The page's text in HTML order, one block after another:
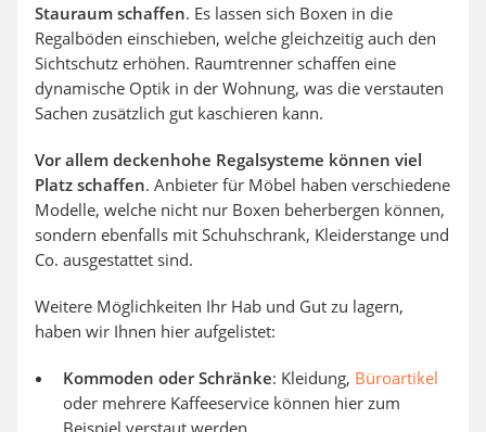
Stauraum schaffen. Es lassen sich Boxen in die
Regalböden einschieben, welche gleichzeitig auch den
Sichtschutz erhöhen. Raumtrenner schaffen eine
dynamische Optik in der Wohnung, was die verstauten
Sachen zusätzlich gut kaschieren kann.
Vor allem deckenhohe Regalsysteme können viel
Platz schaffen. Anbieter für Möbel haben verschiedene
Modelle, welche nicht nur Boxen beherbergen können,
sondern ebenfalls mit Schuhschrank, Kleiderstange und
Co. ausgestattet sind.
Weitere Möglichkeiten Ihr Hab und Gut zu lagern,
haben wir Ihnen hier aufgelistet:
Kommoden oder Schränke: Kleidung, Büroartikel
oder mehrere Kaffeeservice können hier zum
Beispiel verstaut werden.